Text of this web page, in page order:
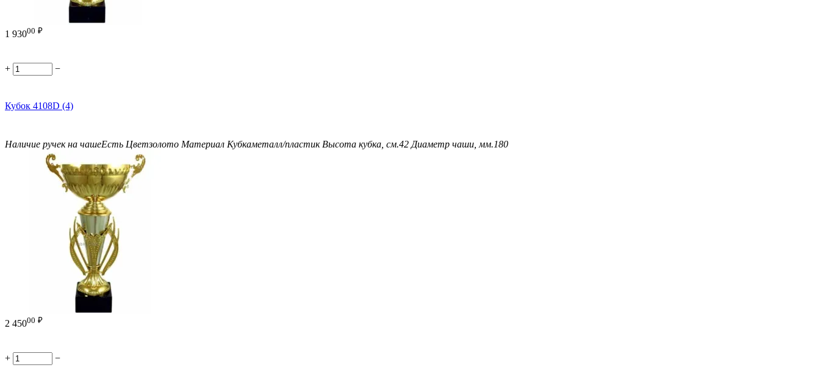
1 93000 ₽
+ −
Кубок 4108D (4)
Наличие ручек на чашеЕсть Цветзолото Материал Кубкаметалл/пластик Высота кубка, см.42 Диаметр чаши, мм.180
2 45000 ₽
+ −